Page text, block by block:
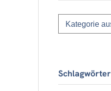
Kategorien
Schlagwörter